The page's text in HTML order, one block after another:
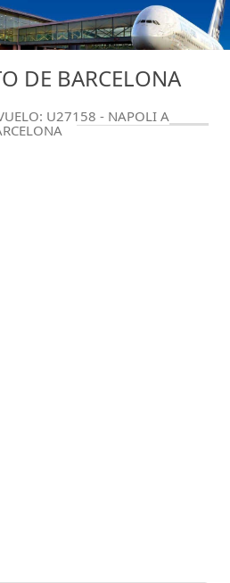
DE BARCELONA
U27158 - NAPOLI A